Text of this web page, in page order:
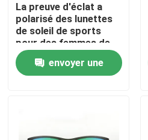
Maison
Des produits
Visite d'usine
La preuve d'éclat a
polarisé des lunettes
de soleil de sports
pour des femmes de
l'homme faisant un
cycle la pêche
courante
envoyer une